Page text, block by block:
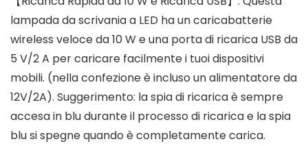
lampada da scrivania a LED ha un caricabatterie
wireless veloce da 10 W e una porta di ricarica USB da
5 V/2 A per caricare facilmente i tuoi dispositivi
mobili. (nella confezione è incluso un alimentatore da
12V/2A). Suggerimento: la spia di ricarica è sempre
accesa in blu durante il processo di ricarica e la spia
blu si spegne quando è completamente carica.